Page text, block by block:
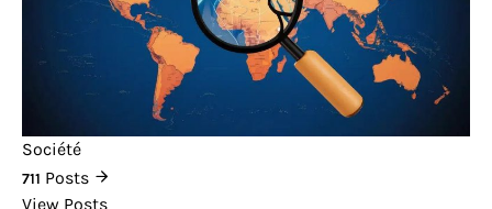
Société
711 Posts
View Posts